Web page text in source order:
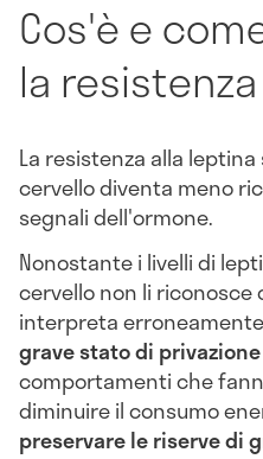
Cos'è e
la
La resistenza alla
cervello diventa meno
segnali dell'ormone.
Nonostante i livelli di
cervello non li
interpreta
grave stato di
comportamenti che
diminuire il consumo
preservare le riserve di